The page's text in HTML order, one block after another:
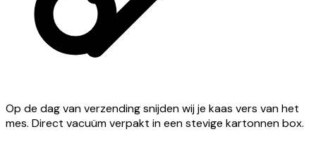
Op de dag van verzending snijden wij je kaas vers van het
mes. Direct vacuüm verpakt in een stevige kartonnen box.